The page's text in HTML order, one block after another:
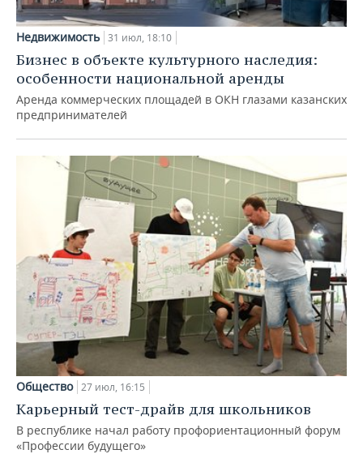
Недвижимость 31 июл, 18:10
Бизнес в объекте культурного наследия:
особенности национальной аренды
Аренда коммерческих площадей в ОКН глазами казанских
предпринимателей
Общество 27 июл, 16:15
Карьерный тест-драйв для школьников
В республике начал работу профориентационный форум
«Профессии будущего»